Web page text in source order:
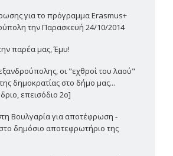
για το πρόγραμμα Erasmus+
την Παρασκευή 24/10/2014
παρέα μας, Έμυ!
οι "εχθροί του λαού"
δημοκρατίας στο δήμο μας...
επεισόδιο 2ο]
Βουλγαρία για αποτέφρωση -
δημόσιο αποτεφρωτήριο της